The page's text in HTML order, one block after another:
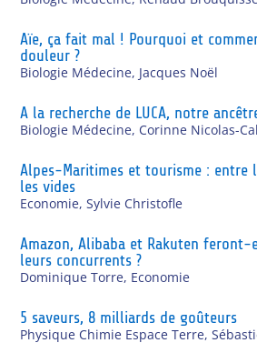
Aïe, ça fait mal ! Pourquoi et
douleur ?
Biologie Médecine, Jacques Noël
A la recherche de LUCA, notre
Biologie Médecine, Corinne Nicolas-
Alpes-Maritimes et tourisme : entre
les vides
Economie,Sylvie Christofle
Amazon, Alibaba et Rakuten feront-
leurs concurrents ?
Dominique Torre, Economie
5 saveurs, 8 milliards de goûteurs
Physique Chimie Espace Terre,